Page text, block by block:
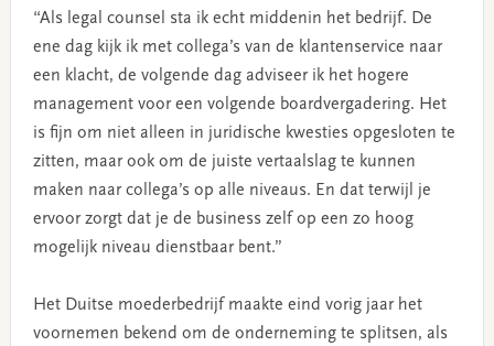
“Als legal counsel sta ik echt middenin het bedrijf. De
ene dag kijk ik met collega’s van de klantenservice naar
een klacht, de volgende dag adviseer ik het hogere
management voor een volgende boardvergadering. Het
is fijn om niet alleen in juridische kwesties opgesloten te
zitten, maar ook om de juiste vertaalslag te kunnen
maken naar collega’s op alle niveaus. En dat terwijl je
ervoor zorgt dat je de business zelf op een zo hoog
mogelijk niveau dienstbaar bent.”
Het Duitse moederbedrijf maakte eind vorig jaar het
voornemen bekend om de onderneming te splitsen, als